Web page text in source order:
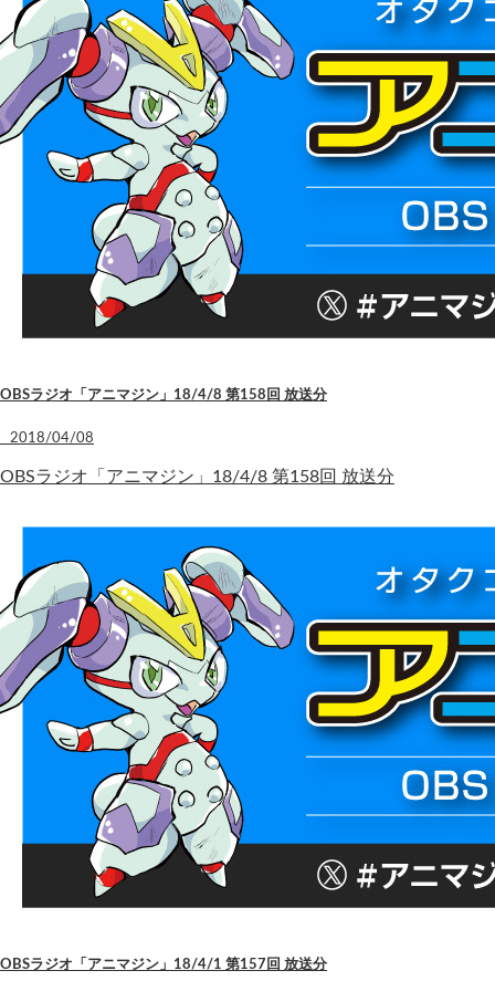
OBSラジオ「アニマジン」18/4/8 第158回 放送分
2018/04/08
OBSラジオ「アニマジン」18/4/8 第158回 放送分
OBSラジオ「アニマジン」18/4/1 第157回 放送分